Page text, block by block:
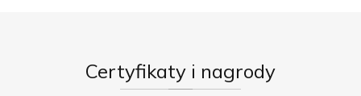
Certyfikaty i nagrody